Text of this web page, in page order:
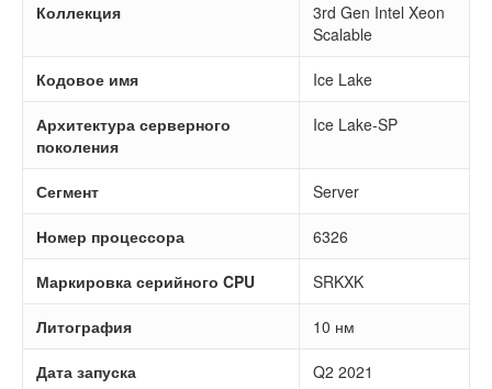
Коллекция
3rd Gen Intel Xeon
Scalable
Кодовое имя Ice Lake
Архитектура серверного
поколения
Ice Lake-SP
Сегмент Server
Номер процессора 6326
Маркировка серийного CPU SRKXK
Литография 10 нм
Дата запуска Q2 2021